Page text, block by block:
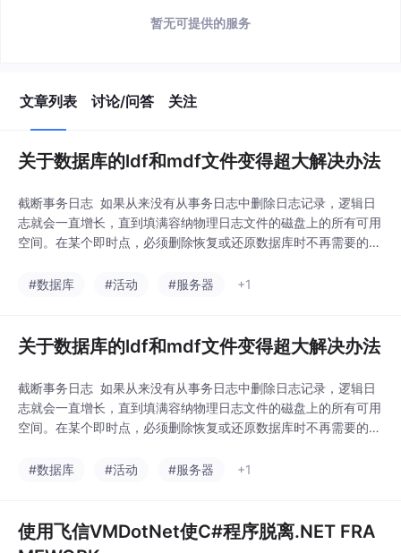
暂无可提供的服务
文章列表 讨论/问答 关注
关于数据库的ldf和mdf文件变得超大解决办法
截断事务日志 如果从来没有从事务日志中删除日志记录，逻辑日
志就会一直增长，直到填满容纳物理日志文件的磁盘上的所有可用
空间。在某个即时点，必须删除恢复或还原数据库时不再需要的旧
逻辑日志的大小的过程称为截断日志。 永远不能截断事务日志的
#数据库 #活动 #服务器 +1
关于数据库的ldf和mdf文件变得超大解决办法
截断事务日志 如果从来没有从事务日志中删除日志记录，逻辑日
志就会一直增长，直到填满容纳物理日志文件的磁盘上的所有可用
空间。在某个即时点，必须删除恢复或还原数据库时不再需要的旧
逻辑日志的大小的过程称为截断日志。 永远不能截断事务日志的
#数据库 #活动 #服务器 +1
使用飞信VMDotNet使C#程序脱离.NET FRA